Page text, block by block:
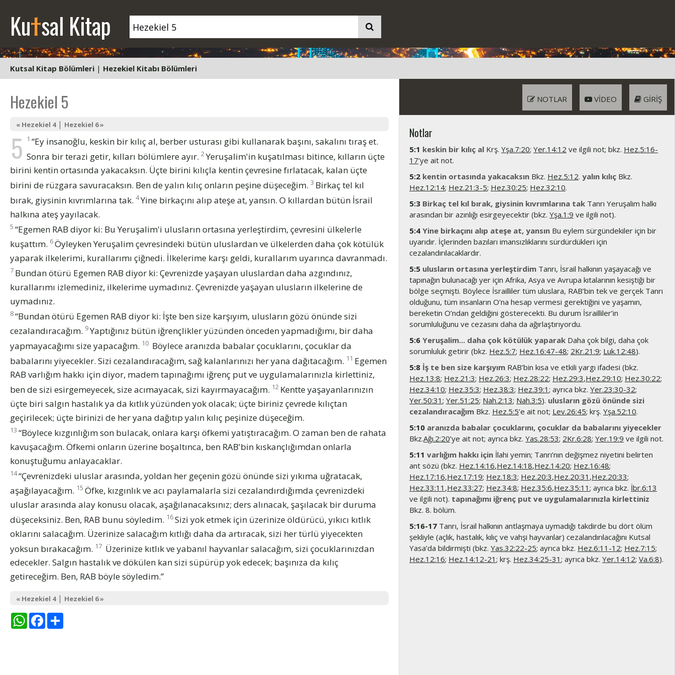
Kutsal Kitap
Kutsal Kitap Bölümleri | Hezekiel Kitabı Bölümleri
Hezekiel 5
« Hezekiel 4| Hezekiel 6 »
5 1 “Ey insanoğlu, keskin bir kılıç al, berber usturası gibi kullanarak başını, sakalını tıraş et.
Sonra bir terazi getir, kılları bölümlere ayır. 2Yeruşalim'in kuşatılması bitince, kılların üçte
birini kentin ortasında yakacaksın. Üçte birini kılıçla kentin çevresine fırlatacak, kalan üçte
birini de rüzgara savuracaksın. Ben de yalın kılıç onların peşine düşeceğim. 3 Birkaç tel kıl
bırak, giysinin kıvrımlarına tak. 4Yine birkaçını alıp ateşe at, yansın. O kıllardan bütün İsrail
halkına ateş yayılacak.
5 “Egemen RAB diyor ki: Bu Yeruşalim'i ulusların ortasına yerleştirdim, çevresini ülkelerle
kuşattım. 6Öyleyken Yeruşalim çevresindeki bütün uluslardan ve ülkelerden daha çok kötülük
yaparak ilkelerimi, kurallarımı çiğnedi. İlkelerime karşı geldi, kurallarım uyarınca davranmadı.
7 Bundan ötürü Egemen RAB diyor ki: Çevrenizde yaşayan uluslardan daha azgındınız,
kurallarımı izlemediniz, ilkelerime uymadınız. Çevrenizde yaşayan ulusların ilkelerine de
uymadınız.
8“Bundan ötürü Egemen RAB diyor ki: İşte ben size karşıyım, ulusların gözü önünde sizi
cezalandıracağım. 9Yaptığınız bütün iğrençlikler yüzünden önceden yapmadığımı, bir daha
yapmayacağımı size yapacağım. 10 Böylece aranızda babalar çocuklarını, çocuklar da
babalarını yiyecekler. Sizi cezalandıracağım, sağ kalanlarınızı her yana dağıtacağım. 11 Egemen
RAB varlığım hakkı için diyor, madem tapınağımı iğrenç put ve uygulamalarınızla kirlettiniz,
ben de sizi esirgemeyecek, size acımayacak, sizi kayırmayacağım. 12 Kentte yaşayanlarınızın
üçte biri salgın hastalık ya da kıtlık yüzünden yok olacak; üçte biriniz çevrede kılıçtan
geçirilecek; üçte birinizi de her yana dağıtıp yalın kılıç peşinize düşeceğim.
13 “Böylece kızgınlığım son bulacak, onlara karşı öfkemi yatıştıracağım. O zaman ben de rahata
kavuşacağım. Öfkemi onların üzerine boşaltınca, ben RAB'bin kıskançlığımdan onlarla
konuştuğumu anlayacaklar.
14“Çevrenizdeki uluslar arasında, yoldan her geçenin gözü önünde sizi yıkıma uğratacak,
aşağılayacağım. 15 Öfke, kızgınlık ve acı paylamalarla sizi cezalandırdığımda çevrenizdeki
uluslar arasında alay konusu olacak, aşağılanacaksınız; ders alınacak, şaşılacak bir duruma
düşeceksiniz. Ben, RAB bunu söyledim. 16Sizi yok etmek için üzerinize öldürücü, yıkıcı kıtlık
oklarını salacağım. Üzerinize salacağım kıtlığı daha da artıracak, sizi her türlü yiyecekten
yoksun bırakacağım. 17 Üzerinize kıtlık ve yabanıl hayvanlar salacağım, sizi çocuklarınızdan
edecekler. Salgın hastalık ve dökülen kan sizi süpürüp yok edecek; başınıza da kılıç
getireceğim. Ben, RAB böyle söyledim.”
« Hezekiel 4| Hezekiel 6 »
WhatsAppFacebook
GIRIŞ
VIDEO
NOTLAR
Notlar
5:1 keskin bir kılıç al Krş. Yşa.7:20; Yer.14:12 ve ilgili not; bkz. Hez.5:16-
17’ye ait not.
5:2 kentin ortasında yakacaksın Bkz. Hez.5:12. yalın kılıç Bkz.
Hez.12:14; Hez.21:3-5; Hez.30:25; Hez.32:10.
5:3 Birkaç tel kıl bırak, giysinin kıvrımlarına tak Tanrı Yeruşalim halkı
arasından bir azınlığı esirgeyecektir (bkz. Yşa.1:9 ve ilgili not).
5:4 Yine birkaçını alıp ateşe at, yansın Bu eylem sürgündekiler için bir
uyarıdır. İçlerinden bazıları imansızlıklarını sürdürdükleri için
cezalandırılacaklardır.
5:5 ulusların ortasına yerleştirdim Tanrı, İsrail halkının yaşayacağı ve
tapınağın bulunacağı yer için Afrika, Asya ve Avrupa kıtalarının kesiştiği bir
bölge seçmişti. Böylece İsrailliler tüm uluslara, RAB’bin tek ve gerçek Tanrı
olduğunu, tüm insanların O’na hesap vermesi gerektiğini ve yaşamın,
bereketin O’ndan geldiğini gösterecekti. Bu durum İsrailliler’in
sorumluluğunu ve cezasını daha da ağırlaştırıyordu.
5:6 Yeruşalim... daha çok kötülük yaparak Daha çok bilgi, daha çok
sorumluluk getirir (bkz. Hez.5:7; Hez.16:47-48; 2Kr.21:9; Luk.12:48).
5:8 İş te ben size karşıyım RAB’bin kısa ve etkili yargı ifadesi (bkz.
Hez.13:8; Hez.21:3; Hez.26:3; Hez.28:22; Hez.29:3,Hez.29:10; Hez.30:22;
Hez.34:10; Hez.35:3; Hez.38:3; Hez.39:1 ; ayrıca bkz. Yer.23:30-32;
Yer.50:31 ; Yer.51:25; Nah.2:13; Nah.3:5). ulusların gözü önünde sizi
cezalandıracağım Bkz. Hez.5:5’e ait not; Lev.26:45; krş. Yşa.52:10.
5:10 aranızda babalar çocuklarını, çocuklar da babalarını yiyecekler
Bkz.Ağı.2:20’ye ait not; ayrıca bkz. Yas.28:53; 2Kr.6:28; Yer.19:9 ve ilgili not.
5:11 varlığım hakkı için İlahi yemin; Tanrı’nın değişmez niyetini belirten
ant sözü (bkz. Hez.14:16,Hez.14:18,Hez.14:20; Hez.16:48;
Hez.17:16,Hez.17:19; Hez.18:3; Hez.20:3,Hez.20:31 ,Hez.20:33;
Hez.33:11 ,Hez.33:27; Hez.34:8; Hez.35:6,Hez.35:11 ; ayrıca bkz. İbr.6:13
ve ilgili not). tapınağımı iğrenç put ve uygulamalarınızla kirlettiniz
Bkz. 8. bölüm.
5:16-17 Tanrı, İsrail halkının antlaşmaya uymadığı takdirde bu dört ölüm
şekliyle (açlık, hastalık, kılıç ve vahşi hayvanlar) cezalandırılacağını Kutsal
Yasa’da bildirmişti (bkz. Yas.32:22-25; ayrıca bkz. Hez.6:11-12; Hez.7:15;
Hez.12:16; Hez.14:12-21 ; krş. Hez.34:25-31 ; ayrıca bkz. Yer.14:12; Va.6:8).